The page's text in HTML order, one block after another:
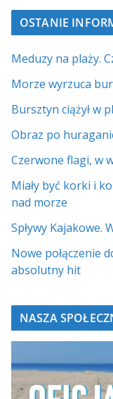
OSTANIE
Meduzy na plaży.
Morze wyrzuca
Bursztyn ciążył w
Obraz po
Czerwone flagi, w
Miały być korki i
nad morze
Spływy Kajakowe.
Nowe połączenie
absolutny hit
NASZA